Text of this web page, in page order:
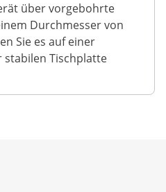
über vorgebohrte
Durchmesser von
Sie es auf einer
stabilen Tischplatte